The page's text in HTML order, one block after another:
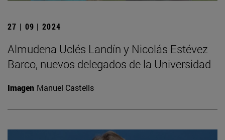
27 | 09 | 2024
Almudena Uclés Landín y Nicolás Estévez
Barco, nuevos delegados de la Universidad
Imagen Manuel Castells